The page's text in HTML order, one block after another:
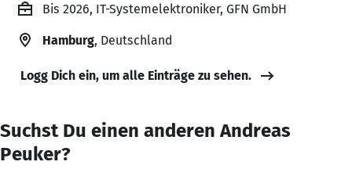
Bis 2026, IT-Systemelektroniker, GFN GmbH
Hamburg, Deutschland
Logg Dich ein, um alle Einträge zu sehen.
Suchst Du einen anderen Andreas
Peuker?